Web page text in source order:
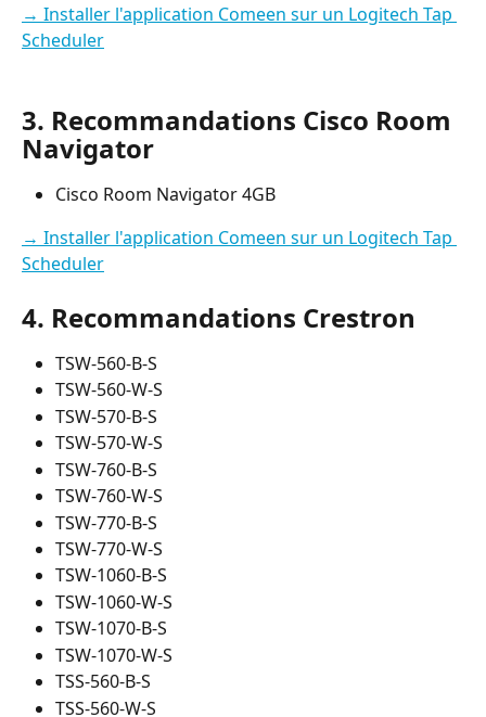
→ Installer l'application Comeen sur un Logitech Tap
Scheduler
3. Recommandations Cisco Room
Navigator
Cisco Room Navigator 4GB
→ Installer l'application Comeen sur un Logitech Tap
Scheduler
4. Recommandations Crestron
TSW-560-B-S
TSW-560-W-S
TSW-570-B-S
TSW-570-W-S
TSW-760-B-S
TSW-760-W-S
TSW-770-B-S
TSW-770-W-S
TSW-1060-B-S
TSW-1060-W-S
TSW-1070-B-S
TSW-1070-W-S
TSS-560-B-S
TSS-560-W-S